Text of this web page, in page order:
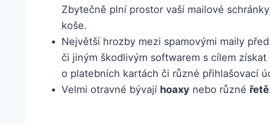
Zbytečně plní prostor vaší mailové
koše.
Největší hrozby mezi spamovými maily
či jiným škodlivým softwarem s cílem
o platebních kartách či různé přihlašovací
Velmi otravné bývají hoaxy nebo různé